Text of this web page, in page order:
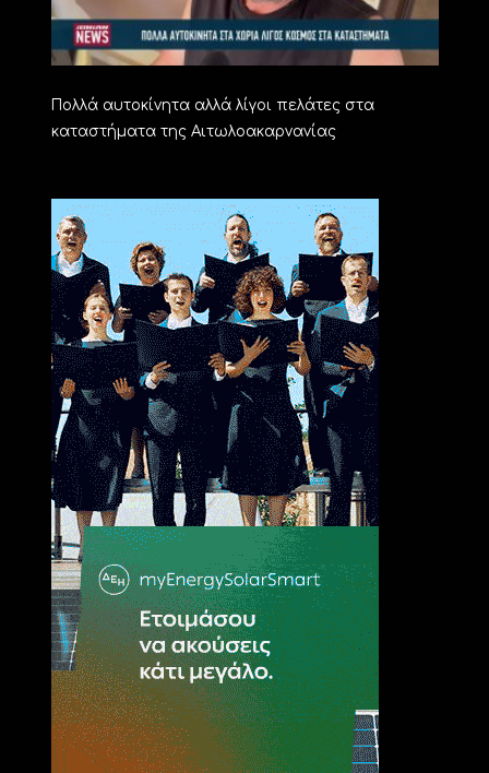
Πολλά αυτοκίνητα αλλά λίγοι πελάτες στα
καταστήματα της Αιτωλοακαρνανίας